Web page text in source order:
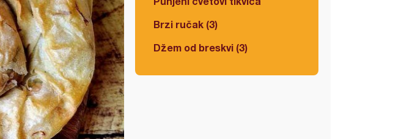
Brzi ručak (3)
Džem od breskvi (3)